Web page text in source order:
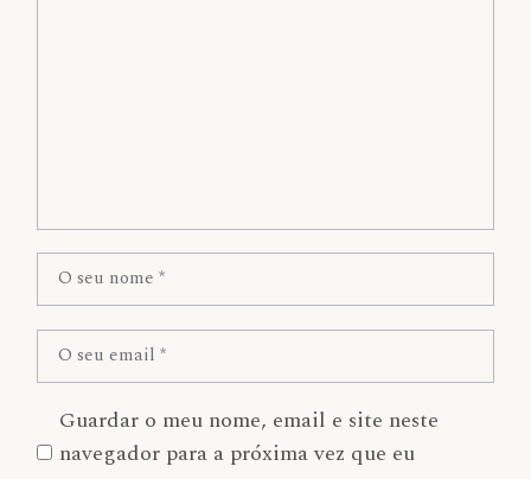
Guardar o meu nome, email e site neste
navegador para a próxima vez que eu